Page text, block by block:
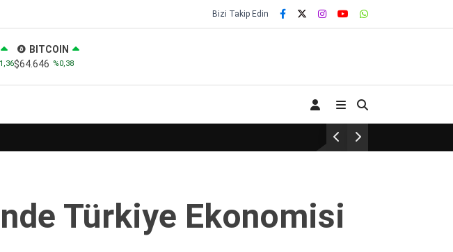
Bizi Takip Edin
BITCOIN
$64.646 %0,38
Türkiye Ekonomisi